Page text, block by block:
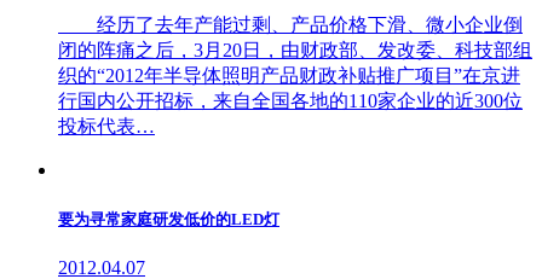
经历了去年产能过剩、产品价格下滑、微小企业倒
闭的阵痛之后，3月20日，由财政部、发改委、科技部组
织的“2012年半导体照明产品财政补贴推广项目”在京进
行国内公开招标，来自全国各地的110家企业的近300位
投标代表…
要为寻常家庭研发低价的LED灯
2012.04.07